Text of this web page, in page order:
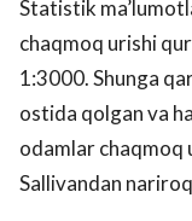
Statistik
chaqmoq urishi
1:3000. Shunga
ostida qolgan va
odamlar chaqmoq
Sallivandan